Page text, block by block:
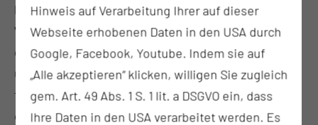
klinische Inhalte integriert gelehrt. Ihr ärztliches
Wissen und Handeln eignen sich die Studierenden
durch exemplarisches Lernen anhand von Beispiel-
und Fokuserkrankungen an und erhalten bereits
frühzeitig Einblicke in die medizinische Praxis und
den Umgang mit Patientinnen und Patienten.
Hinweis auf Verarbeitung Ihrer auf dieser
Webseite erhobenen Daten in den USA durch
Google, Facebook, Youtube. Indem sie auf
„Alle akzeptieren“ klicken, willigen Sie zugleich
gem. Art. 49 Abs. 1 S. 1 lit. a DSGVO ein, dass
Ihre Daten in den USA verarbeitet werden. Es